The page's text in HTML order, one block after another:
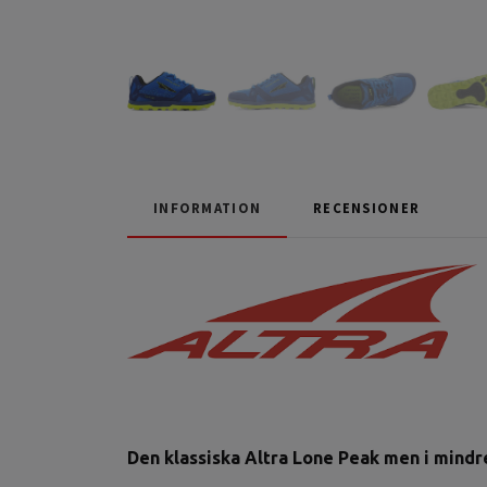
INFORMATION RECENSIONER
Den klassiska Altra Lone Peak men i